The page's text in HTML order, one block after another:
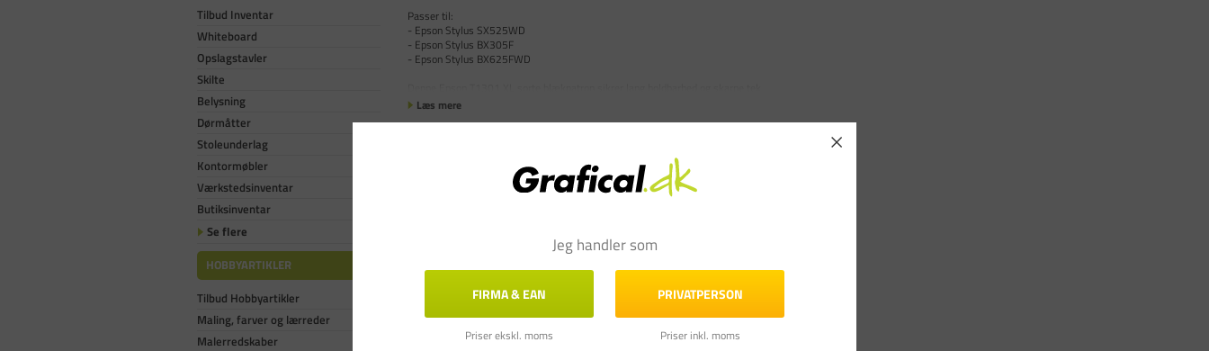
Tilbud Inventar
Whiteboard
Opslagstavler
Skilte
Belysning
Dørmåtter
Stoleunderlag
Kontormøbler
Værkstedsinventar
Butiksinventar
Se flere
HOBBYARTIKLER
Tilbud Hobbyartikler
Maling, farver og lærreder
Malerredskaber
Passer til:
- Epson Stylus SX525WD
- Epson Stylus BX305F
- Epson Stylus BX625FWD
Læs mere
Jeg handler som
FIRMA & EAN
Priser ekskl. moms
PRIVATPERSON
Priser inkl. moms